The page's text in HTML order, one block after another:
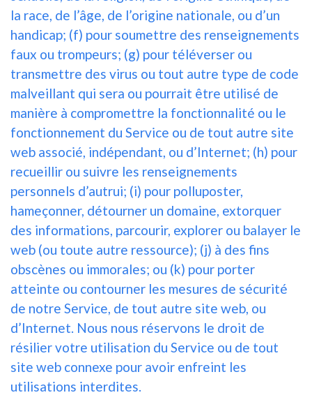
la race, de l’âge, de l’origine nationale, ou d’un
handicap; (f) pour soumettre des renseignements
faux ou trompeurs; (g) pour téléverser ou
transmettre des virus ou tout autre type de code
malveillant qui sera ou pourrait être utilisé de
manière à compromettre la fonctionnalité ou le
fonctionnement du Service ou de tout autre site
web associé, indépendant, ou d’Internet; (h) pour
recueillir ou suivre les renseignements
personnels d’autrui; (i) pour polluposter,
hameçonner, détourner un domaine, extorquer
des informations, parcourir, explorer ou balayer le
web (ou toute autre ressource); (j) à des fins
obscènes ou immorales; ou (k) pour porter
atteinte ou contourner les mesures de sécurité
de notre Service, de tout autre site web, ou
d’Internet. Nous nous réservons le droit de
résilier votre utilisation du Service ou de tout
site web connexe pour avoir enfreint les
utilisations interdites.